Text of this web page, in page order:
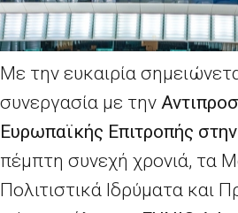
Με την ευκαιρία
συνεργασία με την
Ευρωπαϊκής Επιτροπής
πέμπτη συνεχή χρονιά, τα
Πολιτιστικά Ιδρύματα και